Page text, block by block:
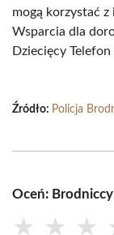
mogą korzystać
Wsparcia dla
Dziecięcy
Źródło: Policja
Oceń:
★ ★ ★